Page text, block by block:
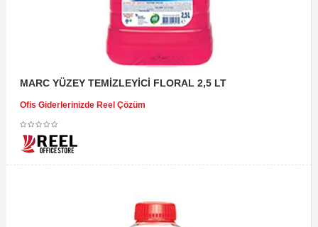
MARC YÜZEY TEMİZLEYİCİ FLORAL 2,5 LT
Ofis Giderlerinizde Reel Çözüm